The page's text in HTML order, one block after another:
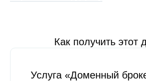
Как получить этот
Услуга «Доменный